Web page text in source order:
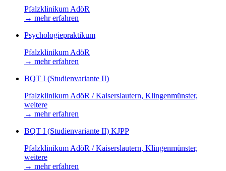
Pfalzklinikum AdöR
→ mehr erfahren
Psychologiepraktikum
Pfalzklinikum AdöR
→ mehr erfahren
BQT I (Studienvariante II)
Pfalzklinikum AdöR / Kaiserslautern, Klingenmünster,
weitere
→ mehr erfahren
BQT I (Studienvariante II) KJPP
Pfalzklinikum AdöR / Kaiserslautern, Klingenmünster,
weitere
→ mehr erfahren